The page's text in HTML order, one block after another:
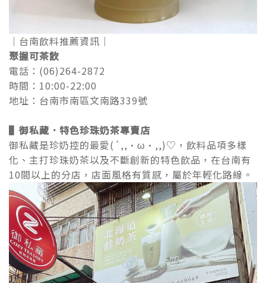
｜台南飲料推薦資訊｜
聚握可茶飲
電話：(06)264-2872
時間：10:00-22:00
地址：台南市南區文南路339號
▌御私藏．特色珍珠奶茶專賣店
御私藏是珍奶控的最愛(´,,•ω•,,)♡，飲料品項多樣
化、主打珍珠奶茶以及不斷創新的特色飲品，在台南有
10間以上的分店，店面風格有質感，屬於年輕化路線。